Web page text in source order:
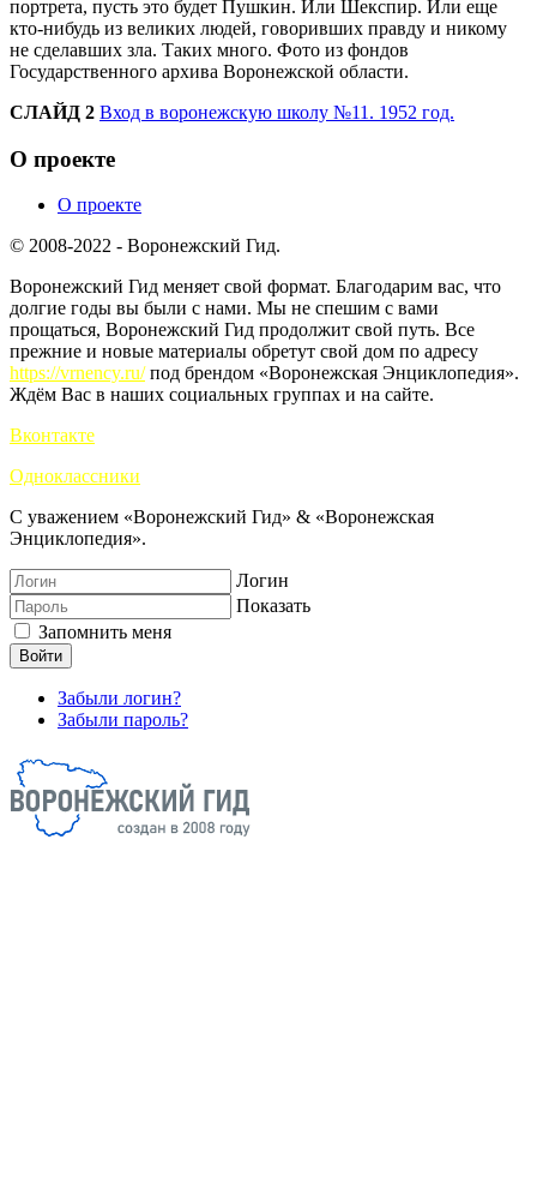
портрета, пусть это будет Пушкин. Или Шекспир. Или еще
кто-нибудь из великих людей, говоривших правду и никому
не сделавших зла. Таких много. Фото из фондов
Государственного архива Воронежской области.
СЛАЙД 2 Вход в воронежскую школу №11. 1952 год.
О проекте
О проекте
© 2008-2022 - Воронежский Гид.
Воронежский Гид меняет свой формат. Благодарим вас, что
долгие годы вы были с нами. Мы не спешим с вами
прощаться, Воронежский Гид продолжит свой путь. Все
прежние и новые материалы обретут свой дом по адресу
https://vrnency.ru/под брендом «Воронежская Энциклопедия».
Ждём Вас в наших социальных группах и на сайте.
Вконтакте
Одноклассники
С уважением «Воронежский Гид» & «Воронежская
Энциклопедия».
Логин
Показать
Запомнить меня
Войти
Забыли логин?
Забыли пароль?